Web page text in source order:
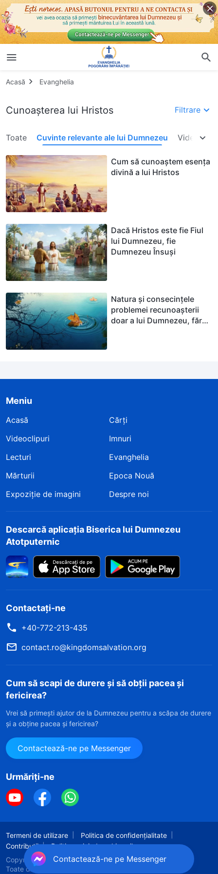
Acasă Evanghelia
Cunoașterea lui Hristos Filtrare
Toate Cuvinte relevante ale lui Dumnezeu
Cum să cunoaștem esența
divină a lui Hristos
Dacă Hristos este fie Fiul
lui Dumnezeu, fie
Dumnezeu Însuși
Natura și consecințele
problemei recunoașterii
doar a lui Dumnezeu, fără
Meniu
Acasă
Cărți
Videoclipuri
Imnuri
Lecturi
Evanghelia
Mărturii
Epoca Nouă
Expoziție de imagini
Despre noi
Descarcă aplicația Biserica lui Dumnezeu
Atotputernic
Contactați-ne
+40-772-213-435
contact.ro@kingdomsalvation.org
Cum să scapi de durere și să obții pacea și
fericirea?
Vrei să primești ajutor de la Dumnezeu pentru a scăpa de durere
și a obține pacea și fericirea?
Contactează-ne pe Messenger
Urmăriți-ne
Termeni de utilizare
Politica de confidențialitate
Contribuții
Politica privind cookie-urile
Copyright © 2026Biserica lui Dumnezeu Atotputernic.
Toate drepturile rezervate.
Contactează-ne pe Messenger